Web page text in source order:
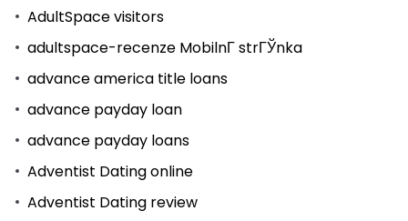
AdultSpace visitors
adultspace-recenze MobilnГ­ strГЎnka
advance america title loans
advance payday loan
advance payday loans
Adventist Dating online
Adventist Dating review